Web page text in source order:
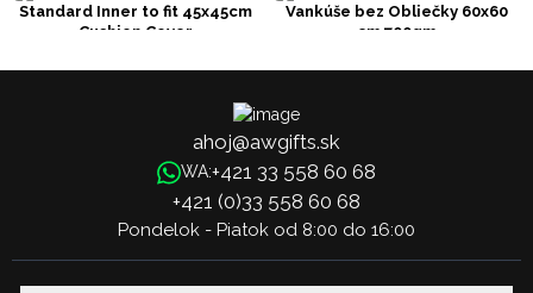
Standard Inner to fit 45x45cm
Cushion Cover
Vankúše bez Obliečky 60x60
cm 700gm
ahoj@awgifts.sk
WA:+421 33 558 60 68
+421 (0)33 558 60 68
Pondelok - Piatok od 8:00 do 16:00